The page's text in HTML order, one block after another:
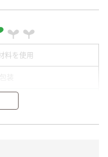
料を使用
すい設計